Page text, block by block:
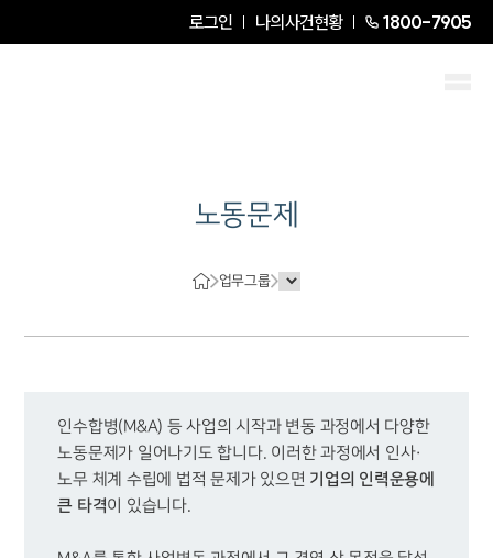
로그인 나의사건현황 1800-7905
노동문제
업무그룹
인수합병(M&A) 등 사업의 시작과 변동 과정에서 다양한
노동문제가 일어나기도 합니다. 이러한 과정에서 인사·
노무 체계 수립에 법적 문제가 있으면 기업의 인력운용에
큰 타격